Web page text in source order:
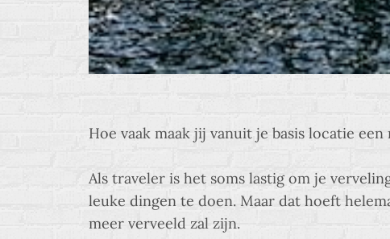
Hoe vaak maak jij vanuit je basis locatie
Als traveler is het soms lastig om je
leuke dingen te doen. Maar dat hoeft
meer verveeld zal zijn.